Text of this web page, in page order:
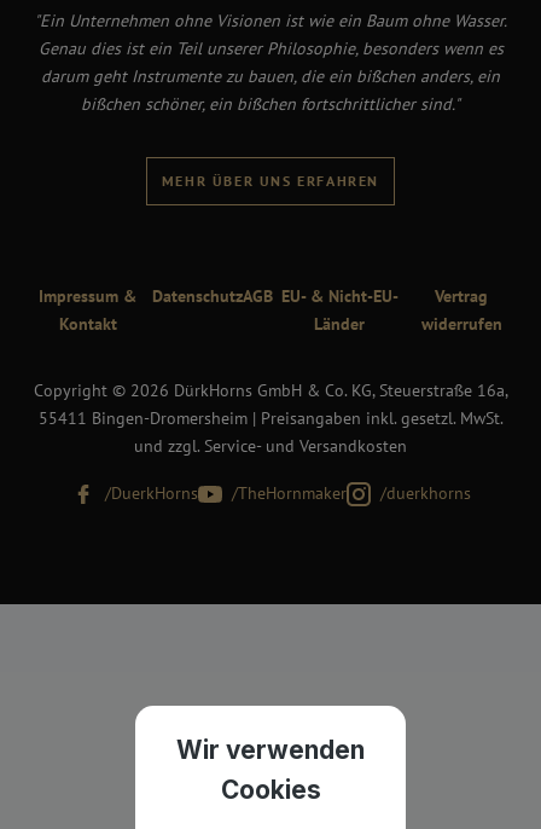
"Ein Unternehmen ohne Visionen ist wie ein Baum ohne Wasser.
Genau dies ist ein Teil unserer Philosophie, besonders wenn es
darum geht Instrumente zu bauen, die ein bißchen anders, ein
bißchen schöner, ein bißchen fortschrittlicher sind."
MEHR ÜBER UNS ERFAHREN
Impressum &
Kontakt
DatenschutzAGB EU- & Nicht-EU-
Länder
Vertrag
widerrufen
Copyright © 2026 DürkHorns GmbH & Co. KG, Steuerstraße 16a,
55411 Bingen-Dromersheim | Preisangaben inkl. gesetzl. MwSt.
und zzgl. Service- und Versandkosten
/DuerkHorns /TheHornmaker /duerkhorns
Wir verwenden
Cookies